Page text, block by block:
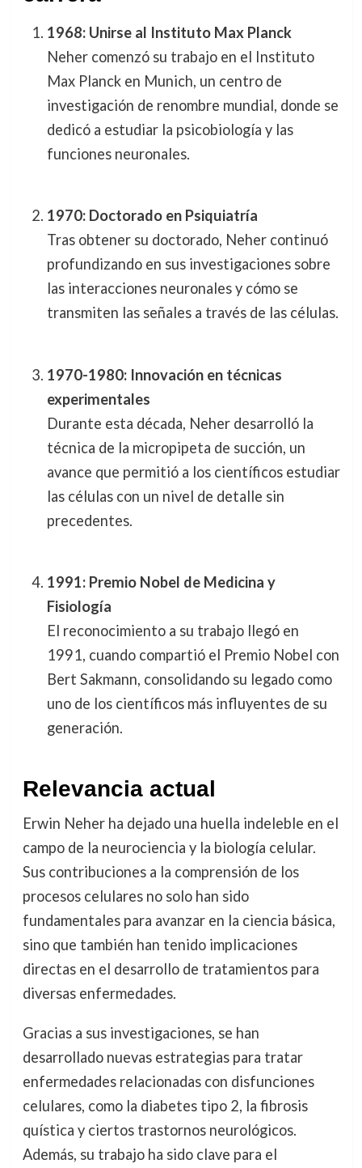
1968: Unirse al Instituto Max Planck
Neher comenzó su trabajo en el Instituto
Max Planck en Munich, un centro de
investigación de renombre mundial, donde se
dedicó a estudiar la psicobiología y las
funciones neuronales.
1970: Doctorado en Psiquiatría
Tras obtener su doctorado, Neher continuó
profundizando en sus investigaciones sobre
las interacciones neuronales y cómo se
transmiten las señales a través de las células.
1970-1980: Innovación en técnicas
experimentales
Durante esta década, Neher desarrolló la
técnica de la micropipeta de succión, un
avance que permitió a los científicos estudiar
las células con un nivel de detalle sin
precedentes.
1991: Premio Nobel de Medicina y
Fisiología
El reconocimiento a su trabajo llegó en
1991, cuando compartió el Premio Nobel con
Bert Sakmann, consolidando su legado como
uno de los científicos más influyentes de su
generación.
Relevancia actual
Erwin Neher ha dejado una huella indeleble en el
campo de la neurociencia y la biología celular.
Sus contribuciones a la comprensión de los
procesos celulares no solo han sido
fundamentales para avanzar en la ciencia básica,
sino que también han tenido implicaciones
directas en el desarrollo de tratamientos para
diversas enfermedades.
Gracias a sus investigaciones, se han
desarrollado nuevas estrategias para tratar
enfermedades relacionadas con disfunciones
celulares, como la diabetes tipo 2, la fibrosis
quística y ciertos trastornos neurológicos.
Además, su trabajo ha sido clave para el